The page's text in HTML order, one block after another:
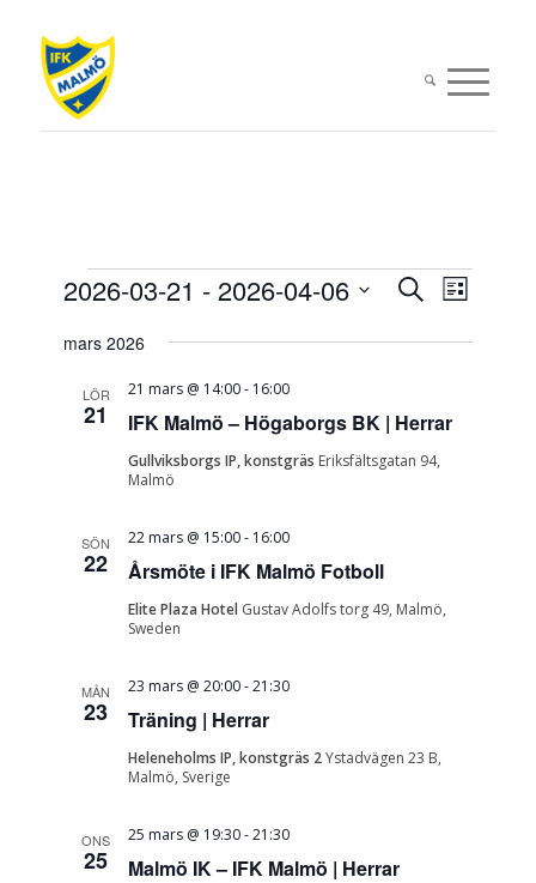
Evenemang Sök Lista
2026-03-21 - 2026-04-06
datum.
mars 2026
LÖR
21 IFK Malmö – Högaborgs BK | Herrar
21 mars @ 14:00- 16:00
Gullviksborgs IP, konstgräs Eriksfältsgatan 94,
Malmö
SÖN
22 Årsmöte i IFK Malmö Fotboll
22 mars @ 15:00- 16:00
Elite Plaza Hotel Gustav Adolfs torg 49, Malmö,
Sweden
MÅN
23 Träning | Herrar
23 mars @ 20:00-21:30
Heleneholms IP, konstgräs 2Ystadvägen 23 B,
Malmö, Sverige
ONS
25 Malmö IK – IFK Malmö | Herrar
25 mars @ 19:30-21:30